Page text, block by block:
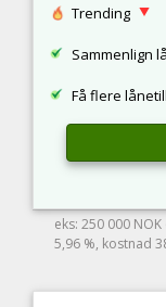
Trending
Sammenlign
Få flere
eks: 250 000
5,96 %, kostnad